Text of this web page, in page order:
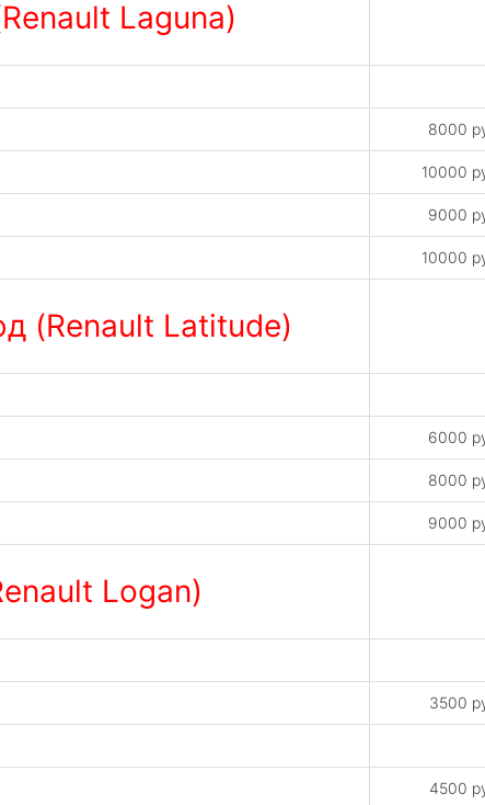
Laguna)
8000
10000
9000
10000
(Renault Latitude)
6000
8000
9000
Logan)
3500
4500